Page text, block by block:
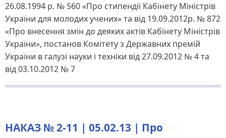
26.08.1994 р. № 560 «Про стипендії Кабінету Міністрів
України для молодих учених» та від 19.09.2012р. № 872
«Про внесення змін до деяких актів Кабінету Міністрів
України», постанов Комітету з Державних премій
України в галузі науки і техніки від 27.09.2012 № 4 та
від 03.10.2012 № 7
НАКАЗ № 2-11 | 05.02.13 | Про